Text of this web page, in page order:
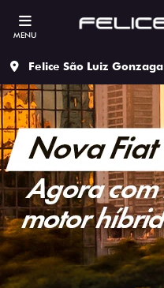
MENU
Felice São Luiz Gonzaga